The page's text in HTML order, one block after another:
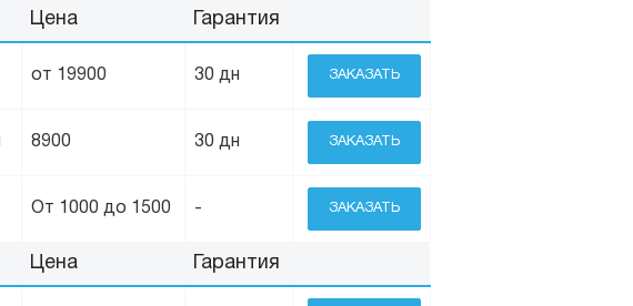
Цена Гарантия
от 19900 30 дн ЗАКАЗАТЬ
8900 30 дн ЗАКАЗАТЬ
От 1000 до 1500 - ЗАКАЗАТЬ
Цена Гарантия